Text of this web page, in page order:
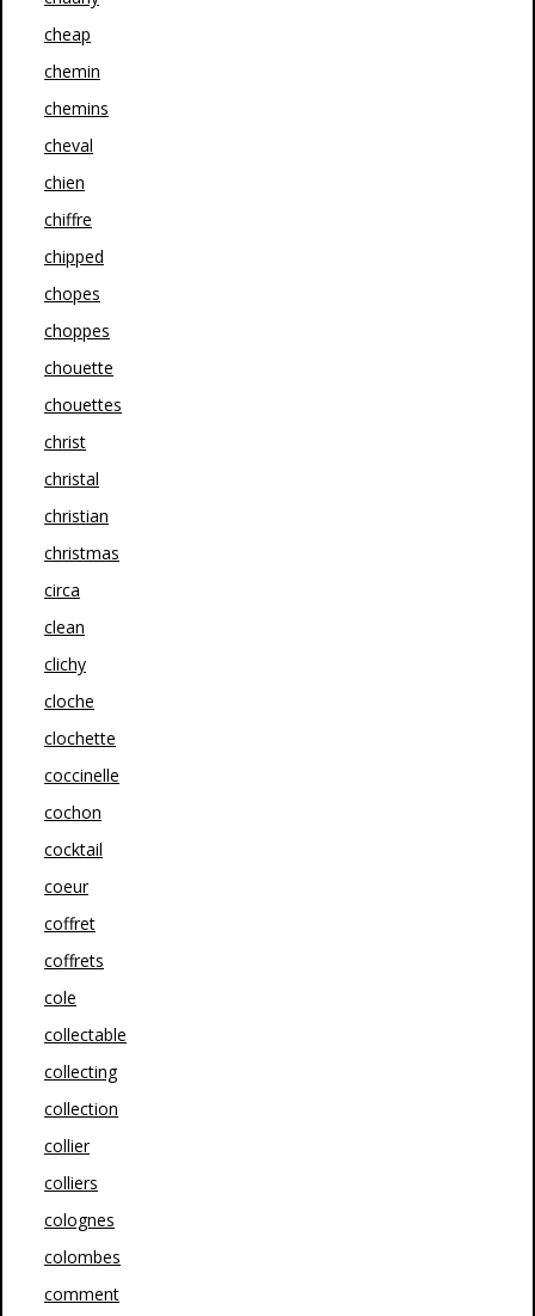
cheap
chemin
chemins
cheval
chien
chiffre
chipped
chopes
choppes
chouette
chouettes
christ
christal
christian
christmas
circa
clean
clichy
cloche
clochette
coccinelle
cochon
cocktail
coeur
coffret
coffrets
cole
collectable
collecting
collection
collier
colliers
colognes
colombes
comment